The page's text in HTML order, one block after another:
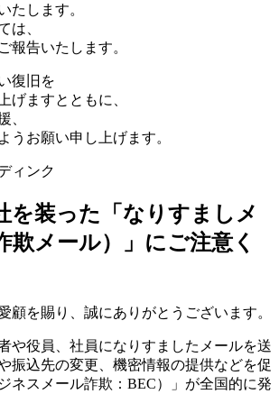
たします。
は、
報告いたします。
復旧を
げますとともに、
、
うお願い申し上げます。
ィンク
を装った「なりすましメ
欺メール）」にご注意く
顧を賜り、誠にありがとうございます。
や役員、社員になりすましたメールを送
振込先の変更、機密情報の提供などを促
ネスメール詐欺：BEC）」が全国的に発